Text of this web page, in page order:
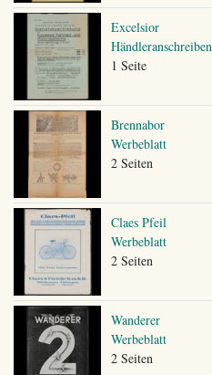
Excelsior
Händleranschreiben
1 Seite
Brennabor
Werbeblatt
2 Seiten
Claes Pfeil
Werbeblatt
2 Seiten
Wanderer
Werbeblatt
2 Seiten